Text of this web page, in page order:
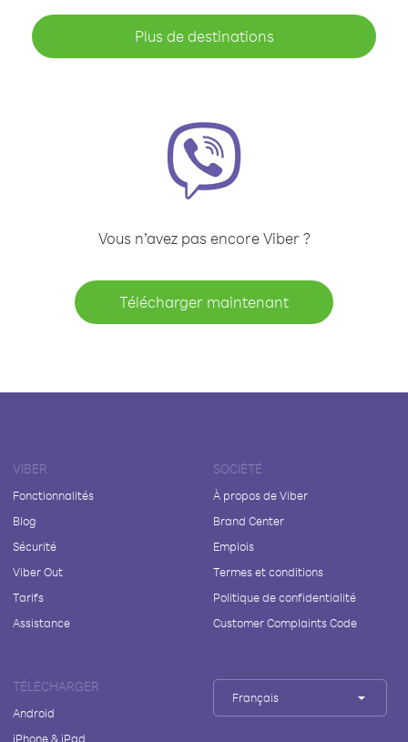
Plus de destinations
Vous n’avez pas encore Viber ?
Télécharger maintenant
VIBER
Fonctionnalités
Blog
Sécurité
Viber Out
Tarifs
Assistance
SOCIÉTÉ
À propos de Viber
Brand Center
Emplois
Termes et conditions
Politique de confidentialité
Customer Complaints Code
TÉLÉCHARGER
Android
iPhone & iPad
Français